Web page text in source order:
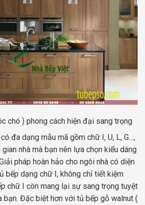
chó ) phong cách hiện đại sang trọng
đa dạng mẫu mã gồm chữ I, U, L, G…,
nhà mà bạn nên lựa chọn kiểu dáng
pháp hoàn hảo cho ngôi nhà có diện
bếp dạng chữ I, không chỉ tiết kiệm
chữ I còn mang lại sự sang trọng tuyệt
bạn. Đặc biệt hơn với tủ bếp gỗ walnut (